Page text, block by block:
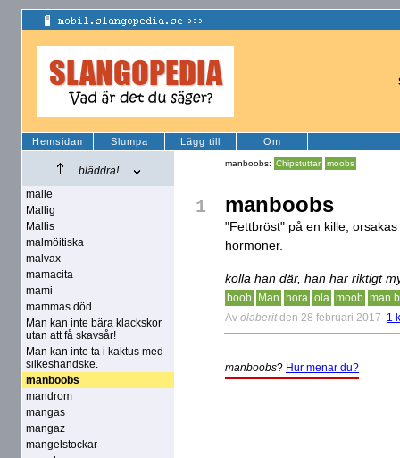
Hemsidan Slumpa Lägg till Om
bläddra!
malle
Mallig
Mallis
malmöitiska
malvax
mamacita
mami
mammas död
Man kan inte bära klackskor
utan att få skavsår!
Man kan inte ta i kaktus med
silkeshandske.
manboobs
mandrom
mangas
mangaz
mangelstockar
manboobs: Chipstuttar moobs
1 manboobs
"Fettbröst" på en kille,
hormoner.
kolla han där, han har riktigt
boob Man hora ola moob man
Av olaberit den 28 februari 2017 1
manboobs? Hur menar du?